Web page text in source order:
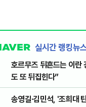
실시간 랭킹뉴
입추 하루 지났는데 무
37도'…햇빛 알레르기 증
있는 치료법 [오늘 날씨]
AI '쌀' 반도체 주춤? 주